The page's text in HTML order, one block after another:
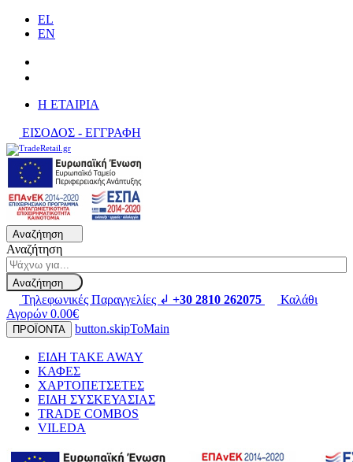
EL
EN
H ΕΤΑΙΡΙΑ
ΕΙΣΟΔΟΣ - ΕΓΓΡΑΦΗ
Αναζήτηση
Αναζήτηση
Αναζήτηση
Τηλεφωνικές Παραγγελίες ↲ +30 2810 262075
Καλάθι
Αγορών 0.00€
ΠΡΟΪΟΝΤΑ button.skipToMain
ΕΙΔΗ TAKE AWAY
ΚΑΦΕΣ
ΧΑΡΤΟΠΕΤΣΕΤΕΣ
ΕΙΔΗ ΣΥΣΚΕΥΑΣΙΑΣ
TRADE COMBOS
VILEDA